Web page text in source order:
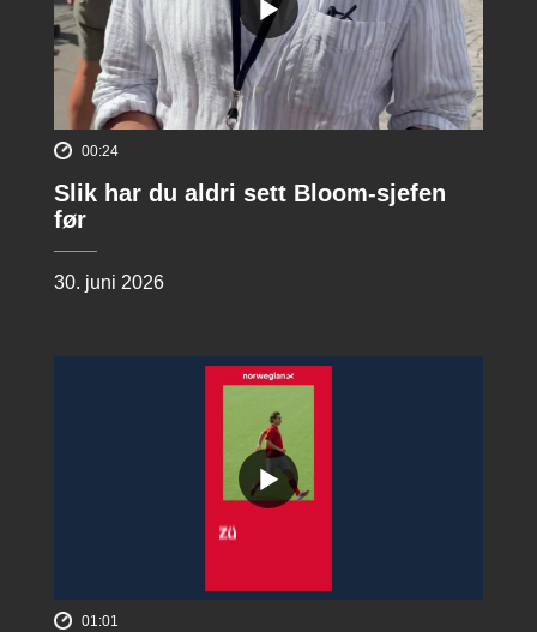
00:24
Slik har du aldri sett Bloom-sjefen
før
30. juni 2026
01:01